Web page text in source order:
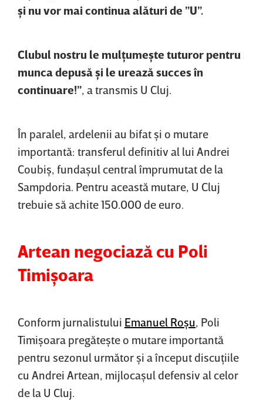
şi nu vor mai continua alături de ”U”.
Clubul nostru le mulţumeşte tuturor pentru
munca depusă şi le urează succes în
continuare!” , a transmis U Cluj.
În paralel, ardelenii au bifat şi o mutare
importantă: transferul definitiv al lui Andrei
Coubiş, fundaşul central împrumutat de la
Sampdoria. Pentru această mutare, U Cluj
trebuie să achite 150.000 de euro.
Artean negociază cu Poli
Timişoara
Conform jurnalistului Emanuel Roşu , Poli
Timişoara pregăteşte o mutare importantă
pentru sezonul următor şi a început discuţiile
cu Andrei Artean, mijlocaşul defensiv al celor
de la U Cluj.